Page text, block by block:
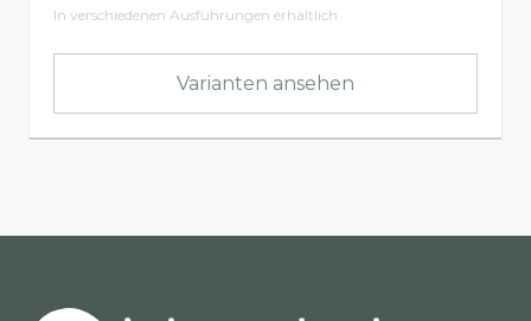
In verschiedenen Ausführungen erhältlich
Varianten ansehen